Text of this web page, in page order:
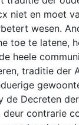
niet en moet
wesen.
toe te latene,
heele
traditie der
de Decreten
contrarie